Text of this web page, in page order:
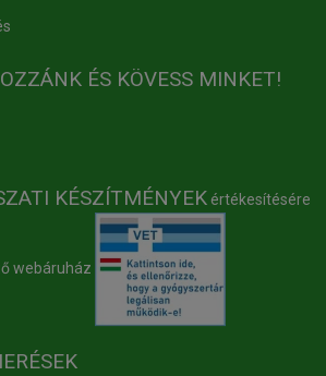
ÉS KÖVESS MINKET!
KÉSZÍTMÉNYEK értékesítésére
webáruház